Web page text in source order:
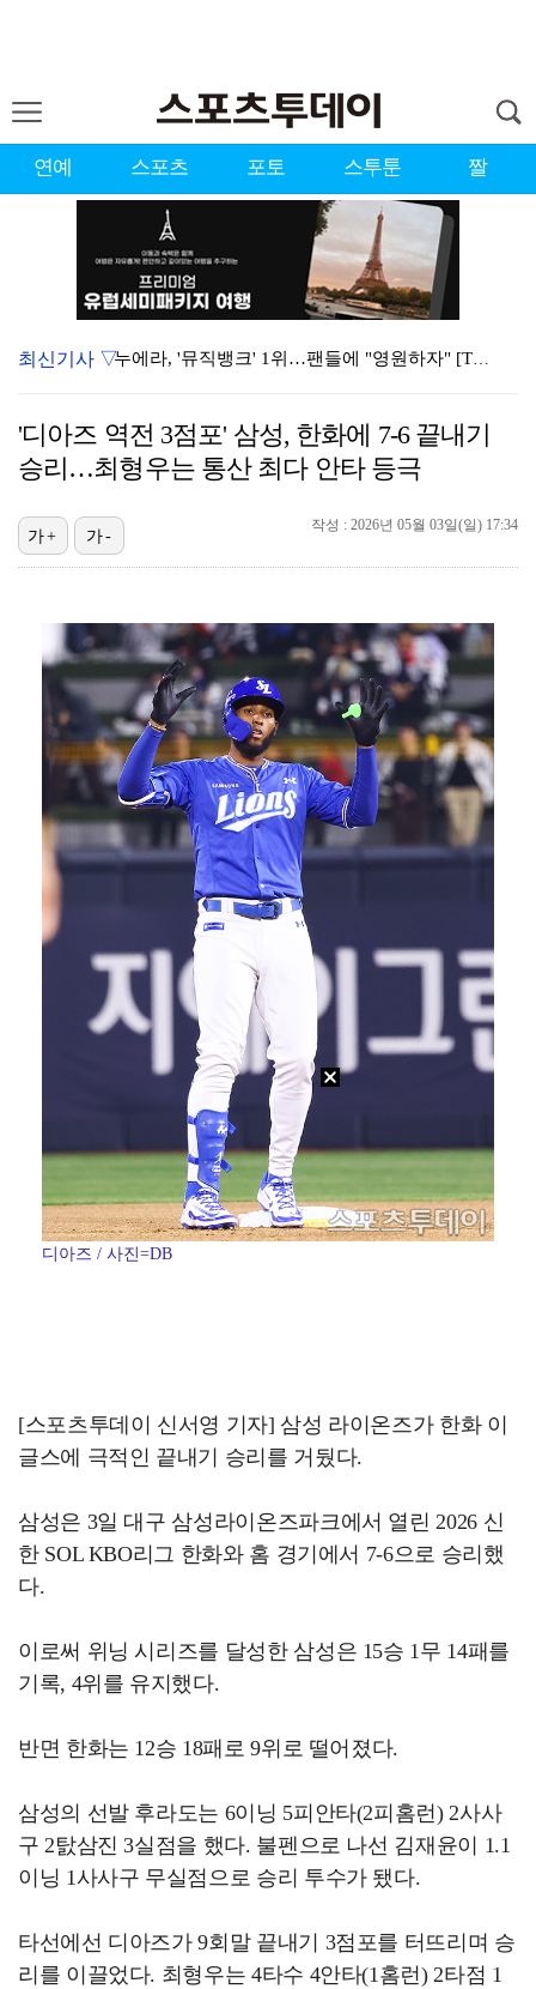
연예 스포츠 포토 스투툰 짤
누에라, '뮤직뱅크' 1위…팬들에 "영원하자" [TV캡…
폭발까지 5분…안보현·정은채, 목숨 건 사투 시작(재벌…
대한축구협회의 '심판 성접대'…최악의 경우 런던 올림픽…
외신까지 퍼지고 있는 축구협회 성접대 논란…2002 한…
대놓고 '심판 마사지'로 결재 받기도…최종 결재권자는 …
'1라운드 115위' 김민별, 2라운드 7타 줄이며 7…
최신기사 ▽
'디아즈 역전 3점포' 삼성, 한화에 7-6 끝내기
승리…최형우는 통산 최다 안타 등극
작성 : 2026년 05월 03일(일) 17:34
가+ 가-
디아즈 / 사진=DB
[스포츠투데이 신서영 기자] 삼성 라이온즈가 한화 이
글스에 극적인 끝내기 승리를 거뒀다.
삼성은 3일 대구 삼성라이온즈파크에서 열린 2026 신
한 SOL KBO리그 한화와 홈 경기에서 7-6으로 승리했
다.
이로써 위닝 시리즈를 달성한 삼성은 15승 1무 14패를
기록, 4위를 유지했다.
반면 한화는 12승 18패로 9위로 떨어졌다.
삼성의 선발 후라도는 6이닝 5피안타(2피홈런) 2사사
구 2탌삼진 3실점을 했다. 불펜으로 나선 김재윤이 1.1
이닝 1사사구 무실점으로 승리 투수가 됐다.
타선에선 디아즈가 9회말 끝내기 3점포를 터뜨리며 승
리를 이끌었다. 최형우는 4타수 4안타(1홈런) 2타점 1